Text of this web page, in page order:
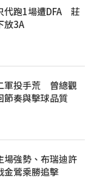
代跑1場遭DFA 莊
放3A
軍投手荒 曾總觀
節奏與擊球品質
場強勢、布瑞迪許
鶯乘勝追擊